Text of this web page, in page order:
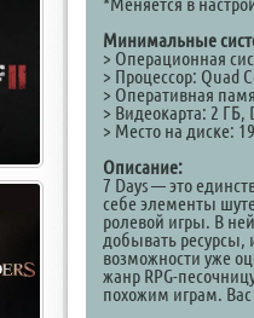
Минимальные
> Операционная
> Процессор: Quad
> Оперативная
> Видеокарта: 2 ГБ,
> Место на диске:
Описание:
7 Days — это
себе элементы
ролевой игры. В
добывать ресурсы,
возможности уже
жанр RPG-
похожим играм.